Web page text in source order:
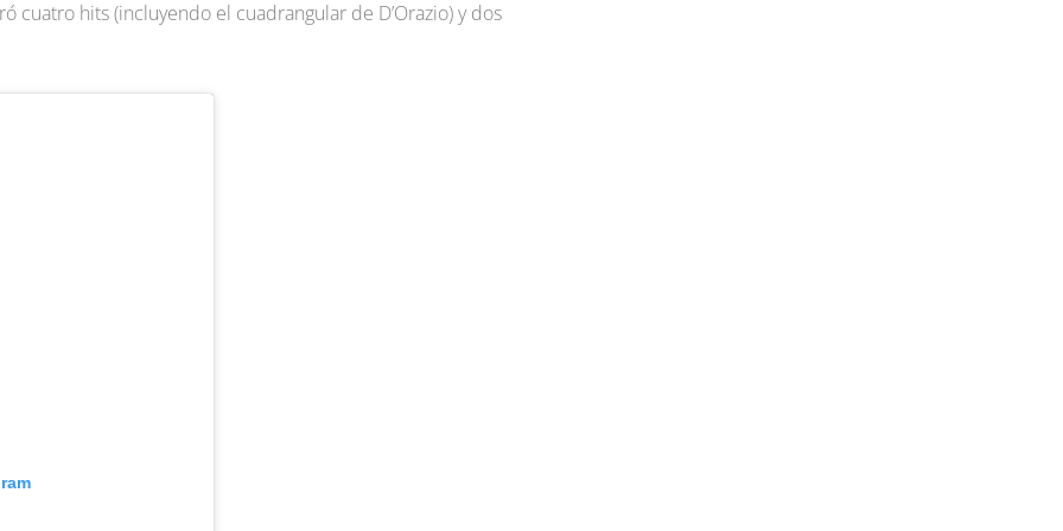
hits (incluyendo el cuadrangular de D’Orazio) y dos